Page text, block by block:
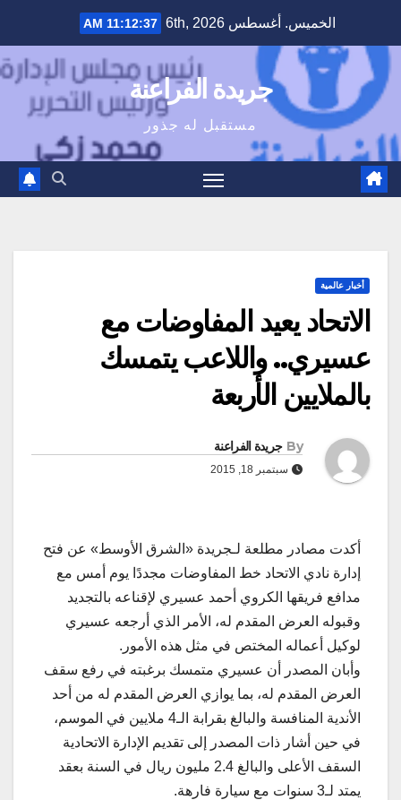
content
الخميس. أغسطس 6th, 2026 11:12:38 AM
جريدة الفراعنة
مستقبل له جذور
أخبار عالمية
الاتحاد يعيد المفاوضات مع
عسيري.. واللاعب يتمسك
بالملايين الأربعة
By جريدة الفراعنة
سبتمبر 18, 2015
أكدت مصادر مطلعة لـجريدة «الشرق الأوسط» عن فتح
إدارة نادي الاتحاد خط المفاوضات مجددًا يوم أمس مع
مدافع فريقها الكروي أحمد عسيري لإقناعه بالتجديد
وقبوله العرض المقدم له، الأمر الذي أرجعه عسيري
لوكيل أعماله المختص في مثل هذه الأمور.
وأبان المصدر أن عسيري متمسك برغبته في رفع سقف
العرض المقدم له، بما يوازي العرض المقدم له من أحد
الأندية المنافسة والبالغ بقرابة الـ4 ملايين في الموسم،
في حين أشار ذات المصدر إلى تقديم الإدارة الاتحادية
السقف الأعلى والبالغ 2.4 مليون ريال في السنة بعقد
يمتد لـ3 سنوات مع سيارة فارهة.